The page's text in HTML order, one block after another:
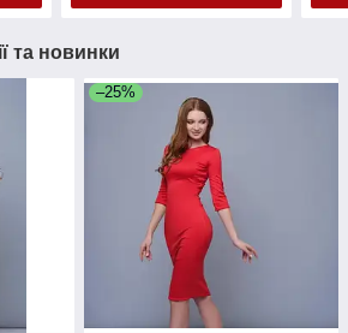
та новинки
–25%